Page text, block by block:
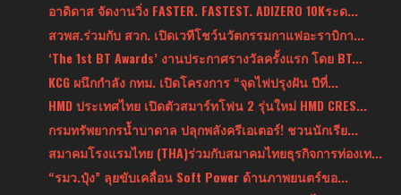
อาดิดาส จัดงานวิ่ง FASTER. FASTEST. ADIZERO 10Kระด...
สวพส.ร่วมกับ สวก. เปิดเวทีโชว์นวัตกรรมกาแฟอะราบิกา...
‘The 1st BT Awards’ งานประกาศรางวัลครั้งแรก โดย BT...
KCG ผนึกกำลัง กทม. เปิดโครงการ “จุดไฟปรุงฝัน ปีที่...
HMD ประเทศไทย เปิดตัวสมาร์ทโฟน 2 รุ่นใหม่ HMD CRES...
กรมทรัพยากรน้ำบาดาล ปลุกพลังครีเอเตอร์! ชวนนักเรีย...
สมาคมโรงแรมไทย (THA)ร่วมกับสมาคมไทยธุรกิจการท่องเท...
“รมว.ปุ๋ง” ลุยขับเคลื่อน Soft Power ด้านภาพยนตร์ขอ...